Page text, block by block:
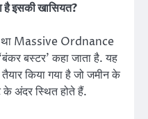
है इसकी खासियत?
था Massive Ordnance
बस्टर’ कहा जाता है. यह
किया गया है जो जमीन के
के अंदर स्थित होते हैं.